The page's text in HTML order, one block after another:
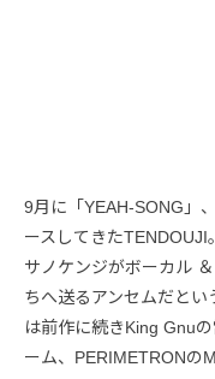
9月に「YEAH-SONG」
ースしてきた
サノケンジがボーカル
ちへ送るアンセムだとい
は前作に続きKing Gnu
ーム、PERIMETRONの